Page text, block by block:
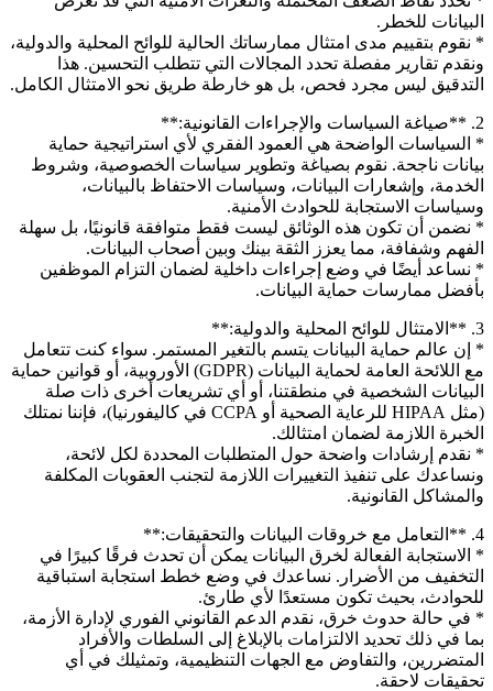
البيانات للخطر.
* نقوم بتقييم مدى امتثال ممارساتك الحالية للوائح المحلية والدولية،
ونقدم تقارير مفصلة تحدد المجالات التي تتطلب التحسين. هذا
التدقيق ليس مجرد فحص، بل هو خارطة طريق نحو الامتثال الكامل.
2. **صياغة السياسات والإجراءات القانونية:**
* السياسات الواضحة هي العمود الفقري لأي استراتيجية حماية
بيانات ناجحة. نقوم بصياغة وتطوير سياسات الخصوصية، وشروط
الخدمة، وإشعارات البيانات، وسياسات الاحتفاظ بالبيانات،
وسياسات الاستجابة للحوادث الأمنية.
* نضمن أن تكون هذه الوثائق ليست فقط متوافقة قانونيًا، بل سهلة
الفهم وشفافة، مما يعزز الثقة بينك وبين أصحاب البيانات.
* نساعد أيضًا في وضع إجراءات داخلية لضمان التزام الموظفين
بأفضل ممارسات حماية البيانات.
3. **الامتثال للوائح المحلية والدولية:**
* إن عالم حماية البيانات يتسم بالتغير المستمر. سواء كنت تتعامل
مع اللائحة العامة لحماية البيانات (GDPR) الأوروبية، أو قوانين حماية
البيانات الشخصية في منطقتنا، أو أي تشريعات أخرى ذات صلة
(مثل HIPAA للرعاية الصحية أو CCPA في كاليفورنيا)، فإننا نمتلك
الخبرة اللازمة لضمان امتثالك.
* نقدم إرشادات واضحة حول المتطلبات المحددة لكل لائحة،
ونساعدك على تنفيذ التغييرات اللازمة لتجنب العقوبات المكلفة
والمشاكل القانونية.
4. **التعامل مع خروقات البيانات والتحقيقات:**
* الاستجابة الفعالة لخرق البيانات يمكن أن تحدث فرقًا كبيرًا في
التخفيف من الأضرار. نساعدك في وضع خطط استجابة استباقية
للحوادث، بحيث تكون مستعدًا لأي طارئ.
* في حالة حدوث خرق، نقدم الدعم القانوني الفوري لإدارة الأزمة،
بما في ذلك تحديد الالتزامات بالإبلاغ إلى السلطات والأفراد
المتضررين، والتفاوض مع الجهات التنظيمية، وتمثيلك في أي
تحقيقات لاحقة.